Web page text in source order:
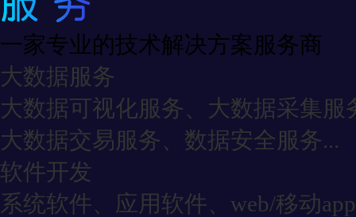
一家专业的技术解决方案服务商
大数据服务
大数据可视化服务、大数据采集服
大数据交易服务、数据安全服务...
软件开发
系统软件、应用软件、web/移动